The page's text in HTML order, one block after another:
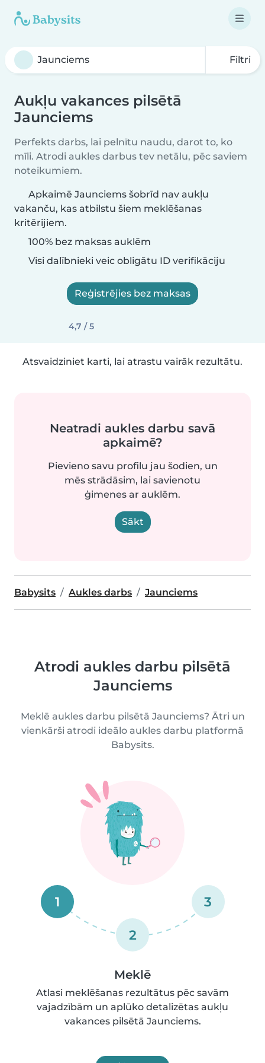
Filtri
Aukļu vakances pilsētā
Jaunciems
Perfekts darbs, lai pelnītu naudu, darot to, ko
mīli. Atrodi aukles darbus tev netālu, pēc saviem
noteikumiem.
Apkaimē Jaunciems šobrīd nav aukļu
vakanču, kas atbilstu šiem meklēšanas
kritērijiem.
100% bez maksas auklēm
Visi dalībnieki veic obligātu ID verifikāciju
Reģistrējies bez maksas
4,7 / 5
Atsvaidziniet karti, lai atrastu vairāk rezultātu.
Neatradi aukles darbu savā
apkaimē?
Pievieno savu profilu jau šodien, un
mēs strādāsim, lai savienotu
ģimenes ar auklēm.
Sākt
Babysits Aukles darbs Jaunciems
Atrodi aukles darbu pilsētā
Jaunciems
Meklē aukles darbu pilsētā Jaunciems? Ātri un
vienkārši atrodi ideālo aukles darbu platformā
Babysits.
1
2
3
Meklē
Atlasi meklēšanas rezultātus pēc savām
vajadzībām un aplūko detalizētas aukļu
vakances pilsētā Jaunciems.